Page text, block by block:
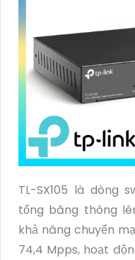
TL-SX105 là dòng
tổng băng thông
khả năng chuyển
74,4 Mpps, hoạt